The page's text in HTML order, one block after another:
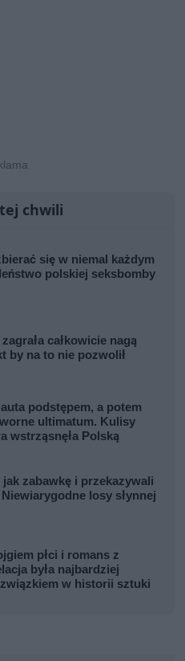
chwili
się w niemal każdym
polskiej seksbomby
całkowicie nagą
by na to nie pozwolił
podstępem, a potem
ultimatum. Kulisy
wstrząsnęła Polską
zabawkę i przekazywali
losy słynnej
płci i romans z
była najbardziej
w historii sztuki